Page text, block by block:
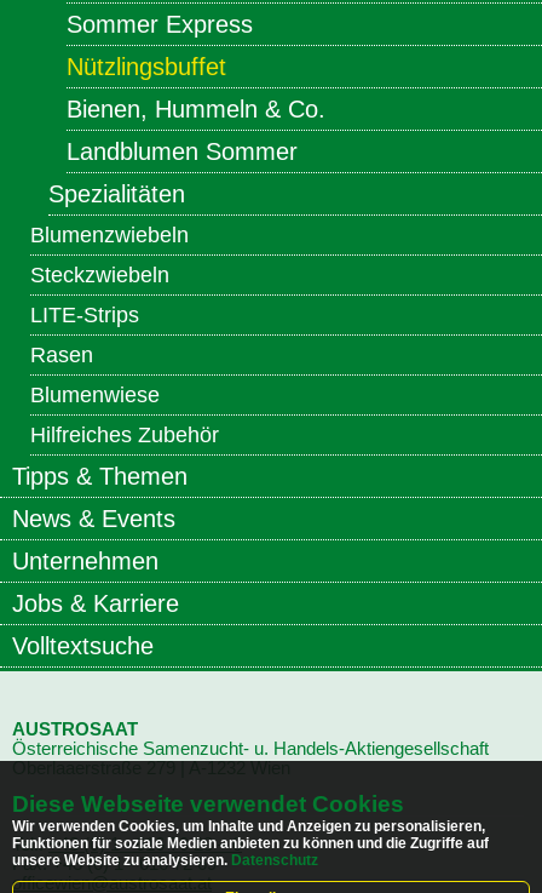
Sommer Express
Nützlingsbuffet
Bienen, Hummeln & Co.
Landblumen Sommer
Spezialitäten
Blumenzwiebeln
Steckzwiebeln
LITE-Strips
Rasen
Blumenwiese
Hilfreiches Zubehör
Tipps & Themen
News & Events
Unternehmen
Jobs & Karriere
Volltextsuche
AUSTROSAAT
Österreichische Samenzucht- u. Handels-Aktiengesellschaft
Tel.:+43 (0) 1 - 616 70 23 – 0
Fax: +43 (0) 1 - 616 72 69
officewien@austrosaat.at
Diese Webseite verwendet Cookies
Wir verwenden Cookies, um Inhalte und Anzeigen zu personalisieren,
Funktionen für soziale Medien anbieten zu können und die Zugriffe auf
unsere Website zu analysieren. Datenschutz